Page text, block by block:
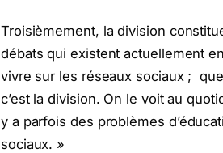
Troisièmement, la division
débats qui existent actuellement
vivre sur les réseaux sociaux ;
c’est la division. On le voit au
y a parfois des problèmes
sociaux. »